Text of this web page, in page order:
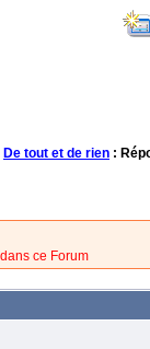
De tout et de rien :
ce Forum